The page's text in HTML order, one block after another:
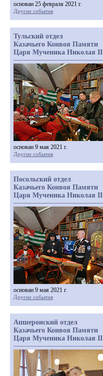
основан 25 февраля 2021 г.
Другие события
Тульский отдел
Казачьего Конвоя Памяти
Царя Мученика Николая II
основан 9 мая 2021 г.
Другие события
Посольский отдел
Казачьего Конвоя Памяти
Царя Мученика Николая II
основан 9 мая 2021 г.
Другие события
Апшеронский отдел
Казачьего Конвоя Памяти
Царя Мученика Николая II